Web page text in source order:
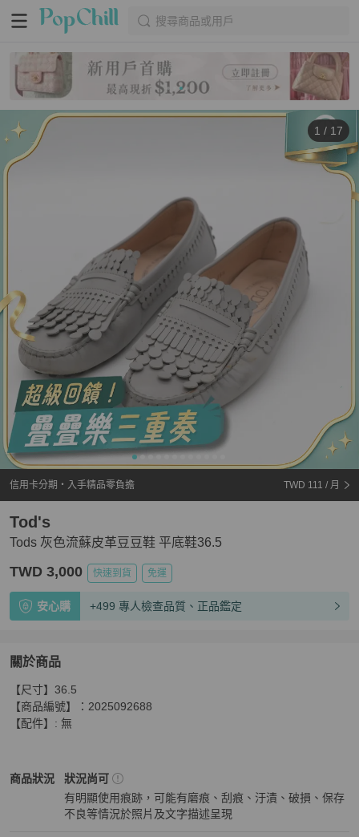
搜尋商品或用戶
1 / 17
信用卡分期・入手精品零負擔 TWD 111 / 月
Tods 灰色流蘇皮革豆豆鞋 平底鞋36.5
Tod's
TWD 3,000 快速到貨 免運
安心購 +499 專人檢查品質、正品鑑定
關於商品
關於Tods 灰色流蘇皮革豆豆鞋 平底鞋36.5
【尺寸】36.5
【商品編號】：2025092688
【配件】: 無
商品狀況
Tod's女鞋 商品狀態與細節
狀況尚可
有明顯使用痕跡，可能有磨痕、刮痕、汙漬、破損、保存
不良等情況於照片及文字描述呈現